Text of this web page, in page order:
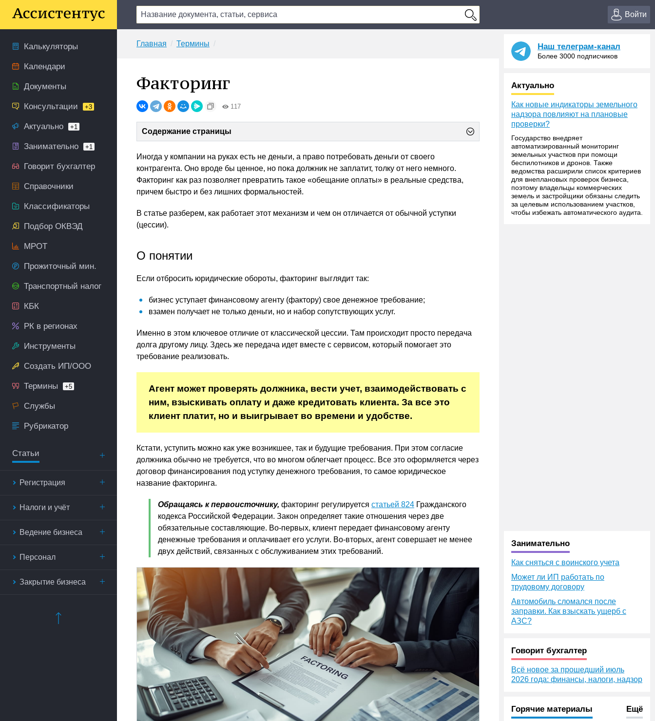
Войти
Калькуляторы
Календари
Документы
Консультации +3
Актуально +1
Занимательно +1
Говорит бухгалтер
Справочники
Классификаторы
Подбор ОКВЭД
МРОТ
Прожиточный мин.
Транспортный налог
КБК
РК в регионах
Инструменты
Создать ИП/ООО
Термины +5
Службы
Рубрикатор
Статьи
Регистрация
Налоги и учёт
Ведение бизнеса
Персонал
Закрытие бизнеса
Главная Термины
Факторинг
117
Содержание страницы
Иногда у компании на руках есть не деньги, а право потребовать деньги от своего
контрагента. Оно вроде бы ценное, но пока должник не заплатит, толку от него немного.
Факторинг как раз позволяет превратить такое «обещание оплаты» в реальные средства,
причем быстро и без лишних формальностей.
В статье разберем, как работает этот механизм и чем он отличается от обычной уступки
(цессии).
О понятии
Если отбросить юридические обороты, факторинг выглядит так:
бизнес уступает финансовому агенту (фактору) свое денежное требование;
взамен получает не только деньги, но и набор сопутствующих услуг.
Именно в этом ключевое отличие от классической цессии. Там происходит просто передача
долга другому лицу. Здесь же передача идет вместе с сервисом, который помогает это
требование реализовать.
Агент может проверять должника, вести учет, взаимодействовать с
ним, взыскивать оплату и даже кредитовать клиента. За все это
клиент платит, но и выигрывает во времени и удобстве.
Кстати, уступить можно как уже возникшее, так и будущие требования. При этом согласие
должника обычно не требуется, что во многом облегчает процесс. Все это оформляется через
договор финансирования под уступку денежного требования, то самое юридическое
название факторинга.
Обращаясь к первоисточнику, факторинг регулируется статьей 824 Гражданского
кодекса Российской Федерации. Закон определяет такие отношения через две
обязательные составляющие. Во-первых, клиент передает финансовому агенту
денежные требования и оплачивает его услуги. Во-вторых, агент совершает не менее
двух действий, связанных с обслуживанием этих требований.
Наш телеграм-канал
Более 3000 подписчиков
Актуально
Как новые индикаторы земельного
надзора повлияют на плановые
проверки?
Государство внедряет
автоматизированный мониторинг
земельных участков при помощи
беспилотников и дронов. Также
ведомства расширили список критериев
для внеплановых проверок бизнеса,
поэтому владельцы коммерческих
земель и застройщики обязаны следить
за целевым использованием участков,
чтобы избежать автоматического аудита.
Занимательно
Как сняться с воинского учета
Может ли ИП работать по
трудовому договору
Автомобиль сломался после
заправки. Как взыскать ущерб с
АЗС?
Говорит бухгалтер
Всё новое за прошедший июль
2026 года: финансы, налоги, надзор
Горячие материалы Ещё